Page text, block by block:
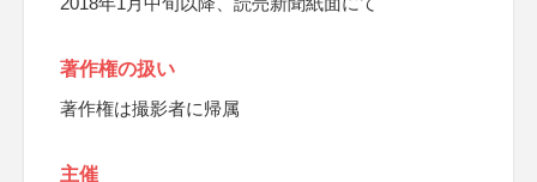
著作権の扱い
著作権は撮影者に帰属
主催